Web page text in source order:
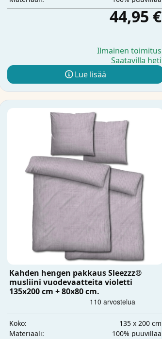
44,95 €
Ilmainen toimitus
Saatavilla heti
Lue lisää
Kahden hengen pakkaus Sleezzz®
musliini vuodevaatteita violetti
135x200 cm + 80x80 cm.
Koko:
135 x 200 cm
Materiaali:
100% puuvillaa